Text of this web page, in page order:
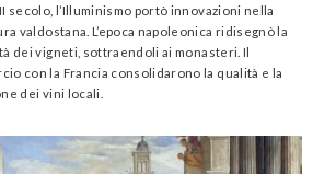
secolo, l’Illuminismo portò innovazioni nella
valdostana. L’epoca napoleonica ridisegnò la
dei vigneti, sottraendoli ai monasteri. Il
con la Francia consolidarono la qualità e la
dei vini locali.